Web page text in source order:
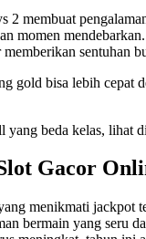
2 membuat
momen
sentuhan
gold bisa lebih cepat
yang beda kelas, lihat di
Gacor
menikmati jackpot
bermain yang seru